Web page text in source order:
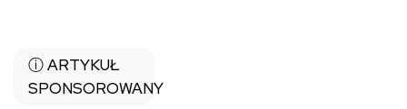
ⓘ ARTYKUŁ
SPONSOROWANY